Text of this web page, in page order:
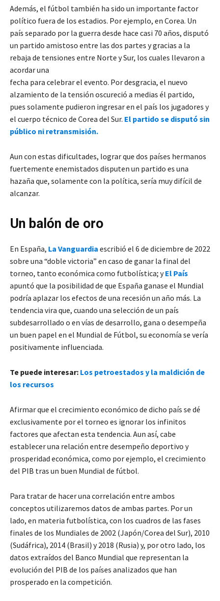
Además, el fútbol también ha sido un importante factor
político fuera de los estadios. Por ejemplo, en Corea. Un
país separado por la guerra desde hace casi 70 años, disputó
un partido amistoso entre las dos partes y gracias a la
rebaja de tensiones entre Norte y Sur, los cuales llevaron a
acordar una
fecha para celebrar el evento. Por desgracia, el nuevo
alzamiento de la tensión oscureció a medias él partido,
pues solamente pudieron ingresar en el país los jugadores y
el cuerpo técnico de Corea del Sur. El partido se disputó sin
público ni retransmisión.
Aun con estas dificultades, lograr que dos países hermanos
fuertemente enemistados disputen un partido es una
hazaña que, solamente con la política, sería muy difícil de
alcanzar.
Un balón de oro
En España, La Vanguardia escribió el 6 de diciembre de 2022
sobre una “doble victoria” en caso de ganar la final del
torneo, tanto económica como futbolística; y El País
apuntó que la posibilidad de que España ganase el Mundial
podría aplazar los efectos de una recesión un año más. La
tendencia vira que, cuando una selección de un país
subdesarrollado o en vías de desarrollo, gana o desempeña
un buen papel en el Mundial de Fútbol, su economía se vería
positivamente influenciada.
Te puede interesar: Los petroestados y la maldición de
los recursos
Afirmar que el crecimiento económico de dicho país se dé
exclusivamente por el torneo es ignorar los infinitos
factores que afectan esta tendencia. Aun así, cabe
establecer una relación entre desempeño deportivo y
prosperidad económica, como por ejemplo, el crecimiento
del PIB tras un buen Mundial de fútbol.
Para tratar de hacer una correlación entre ambos
conceptos utilizaremos datos de ambas partes. Por un
lado, en materia futbolística, con los cuadros de las fases
finales de los Mundiales de 2002 (Japón/Corea del Sur), 2010
(Sudáfrica), 2014 (Brasil) y 2018 (Rusia) y, por otro lado, los
datos extraídos del Banco Mundial que representan la
evolución del PIB de los países analizados que han
prosperado en la competición.